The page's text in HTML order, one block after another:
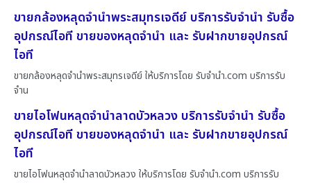
ขายกล้องหลุดจำนำพระสมุทรเจดีย์ บริการรับจำนำ รับซื้อ
อุปกรณ์ไอที ขายของหลุดจำนำ และ รับฝากขายอุปกรณ์
ไอที
ขายกล้องหลุดจำนำพระสมุทรเจดีย์ ให้บริการโดย รับจํานํา.com บริการรับ
จำน
ขายไอโฟนหลุดจำนำลาดบัวหลวง บริการรับจำนำ รับซื้อ
อุปกรณ์ไอที ขายของหลุดจำนำ และ รับฝากขายอุปกรณ์
ไอที
ขายไอโฟนหลุดจำนำลาดบัวหลวง ให้บริการโดย รับจํานํา.com บริการรับ